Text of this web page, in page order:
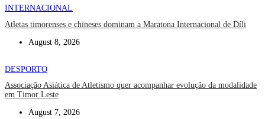
INTERNACIONAL
Atletas timorenses e chineses dominam a Maratona Internacional de Díli
August 8, 2026
DESPORTO
Associação Asiática de Atletismo quer acompanhar evolução da modalidade
em Timor Leste
August 7, 2026